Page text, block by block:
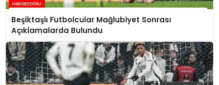
Beşiktaşlı Futbolcular Mağlubiyet Sonrası
Açıklamalarda Bulundu